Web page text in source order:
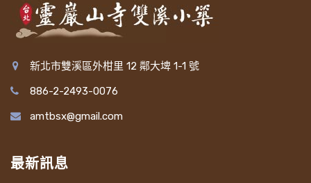
新北市雙溪區外柑里 12 鄰大埤 1-1 號
886-2-2493-0076
amtbsx@gmail.com
最新訊息